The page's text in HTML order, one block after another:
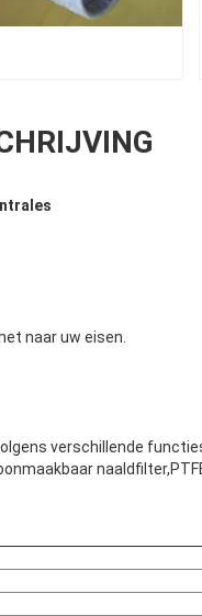
naar uw eisen.
verschillende